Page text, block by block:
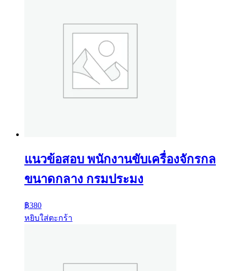
แนวข้อสอบ พนักงานขับเครื่องจักรกล
ขนาดกลาง กรมประมง
฿380
หยิบใส่ตะกร้า